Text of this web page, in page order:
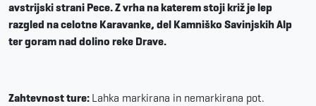
avstrijski strani Pece. Z vrha na katerem stoji križ je lep
razgled na celotne Karavanke, del Kamniško Savinjskih Alp
ter goram nad dolino reke Drave.
Zahtevnost ture: Lahka markirana in nemarkirana pot.